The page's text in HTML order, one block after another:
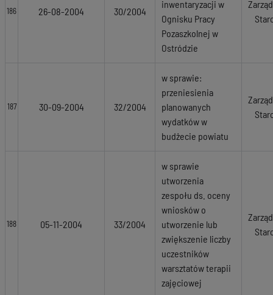
186 26-08-2004 30/2004
inwentaryzacji w
Ognisku Pracy
Pozaszkolnej w
Ostródzie
187 30-09-2004 32/2004
w sprawie:
przeniesienia
planowanych
wydatków w
budżecie powiatu
188 05-11-2004 33/2004
w sprawie
utworzenia
zespołu ds. oceny
wniosków o
utworzenie lub
zwiększenie liczby
uczestników
warsztatów terapii
zajęciowej